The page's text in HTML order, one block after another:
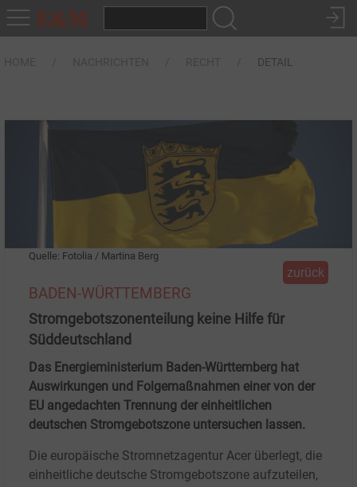
DETAIL
Quelle: Fotolia / Martina Berg
zurück
BADEN-WÜRTTEMBERG
Stromgebotszonenteilung keine Hilfe für
Süddeutschland
Das Energieministerium Baden-Württemberg hat
Auswirkungen und Folgemaßnahmen einer von der
EU angedachten Trennung der einheitlichen
deutschen Stromgebotszone untersuchen lassen.
Die europäische Stromnetzagentur Acer überlegt, die
einheitliche deutsche Stromgebotszone aufzuteilen,